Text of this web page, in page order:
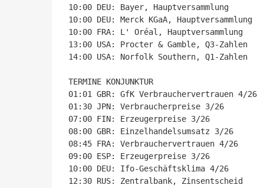
10:00 DEU: Bayer, Hauptversammlung
10:00 DEU: Merck KGaA, Hauptversammlung
10:00 FRA: L' Oréal, Hauptversammlung
13:00 USA: Procter & Gamble, Q3-Zahlen
14:00 USA: Norfolk Southern, Q1-Zahlen
TERMINE KONJUNKTUR
01:01 GBR: GfK Verbrauchervertrauen 4/26
01:30 JPN: Verbraucherpreise 3/26
07:00 FIN: Erzeugerpreise 3/26
08:00 GBR: Einzelhandelsumsatz 3/26
08:45 FRA: Verbrauchervertrauen 4/26
09:00 ESP: Erzeugerpreise 3/26
10:00 DEU: Ifo-Geschäftsklima 4/26
12:30 RUS: Zentralbank, Zinsentscheid